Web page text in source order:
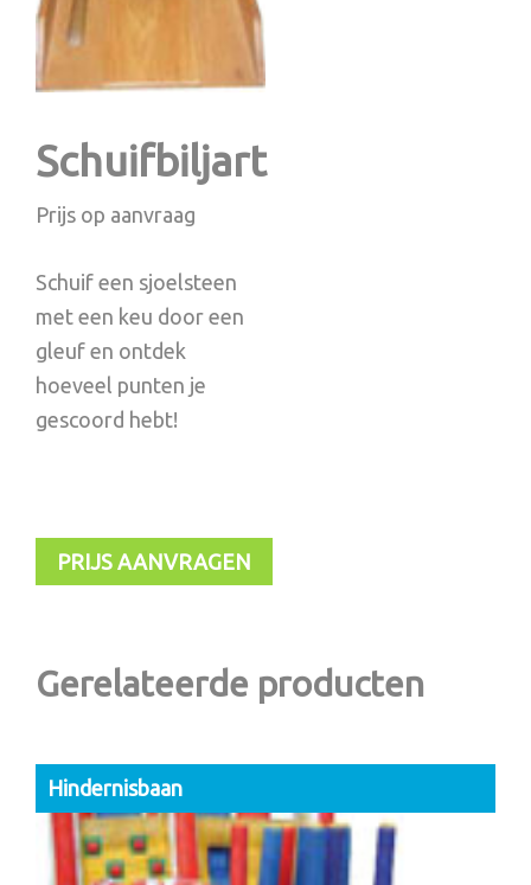
Schuifbiljart
Prijs op aanvraag
Schuif een sjoelsteen
met een keu door een
gleuf en ontdek
hoeveel punten je
gescoord hebt!
PRIJS AANVRAGEN
Gerelateerde producten
Hindernisbaan